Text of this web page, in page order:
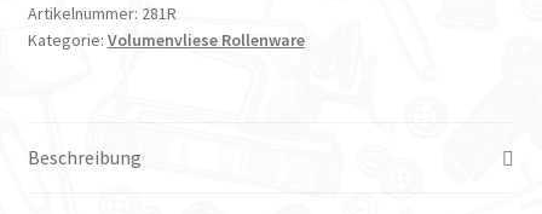
x
25m
Artikelnummer: 281R
Kategorie: Volumenvliese Rollenware
Beschreibung